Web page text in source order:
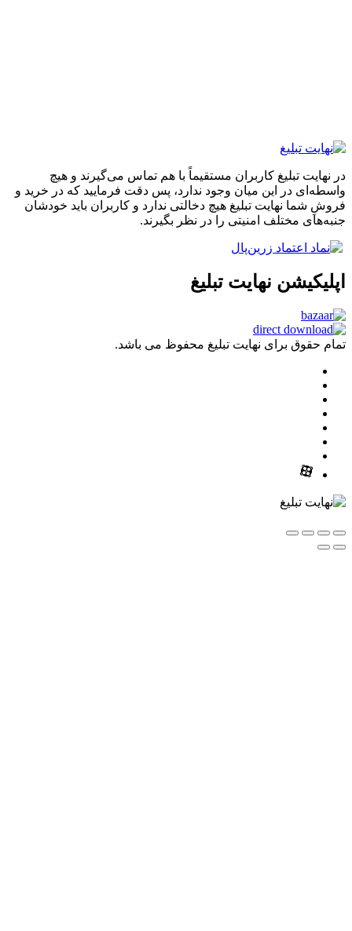
تبلیغ کاربران مستقیماً با هم تماس می‌گیرند و هیچ
در این میان وجود ندارد، پس دقت فرمایید که در خرید و
نهایت تبلیغ هیچ دخالتی ندارد و کاربران باید خودشان
مختلف امنیتی را در نظر بگیرند.
نهایت تبلیغ
برای نهایت تبلیغ محفوظ می باشد.